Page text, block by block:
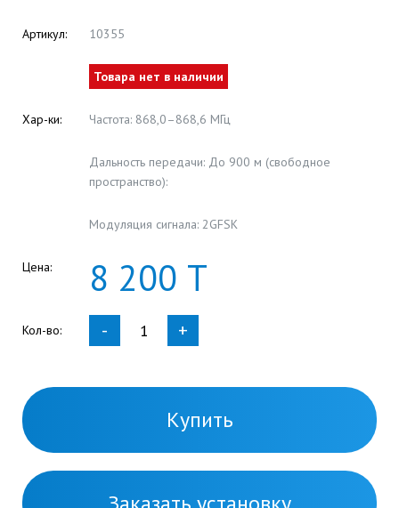
Артикул: 10355
Товара нет в наличии
Хар-ки: Частота: 868,0–868,6 МГц
Дальность передачи: До 900 м (свободное
пространство):
Модуляция сигнала: 2GFSK
Цена: 8 200 Т
Кол-во: - +
Купить